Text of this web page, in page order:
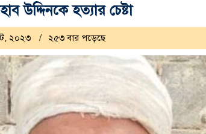
উদ্দিনকে হত্যার চেষ্টা
২০২৩ ২৫৩ বার পড়েছে